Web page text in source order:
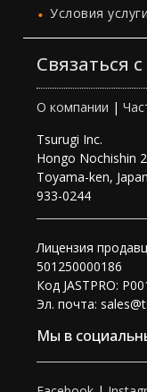
Условия
Связаться
О компании |
Tsurugi Inc.
Hongo Nochishin
Toyama-ken, Japan
933-0244
Лицензия
501250000186
Код JASTPRO:
Эл. почта:
Мы в